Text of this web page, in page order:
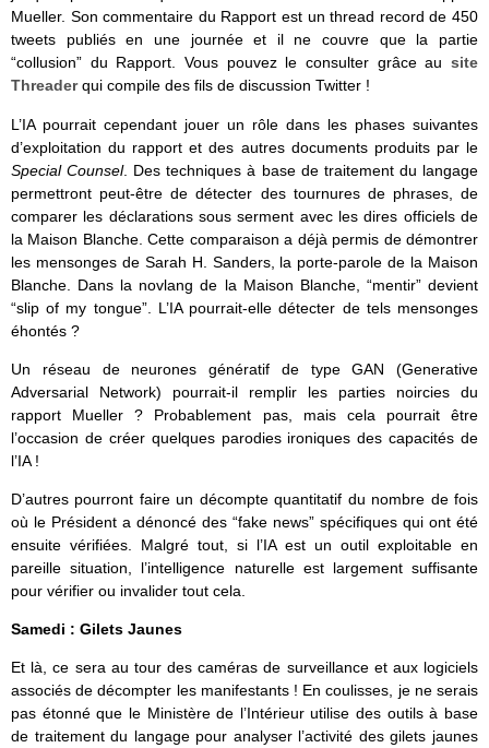
Mueller. Son commentaire du Rapport est un thread record de 450
tweets publiés en une journée et il ne couvre que la partie
“collusion” du Rapport. Vous pouvez le consulter grâce au site
Threaderqui compile des fils de discussion Twitter !
L’IA pourrait cependant jouer un rôle dans les phases suivantes
d’exploitation du rapport et des autres documents produits par le
Special Counsel. Des techniques à base de traitement du langage
permettront peut-être de détecter des tournures de phrases, de
comparer les déclarations sous serment avec les dires officiels de
la Maison Blanche. Cette comparaison a déjà permis de démontrer
les mensonges de Sarah H. Sanders, la porte-parole de la Maison
Blanche. Dans la novlang de la Maison Blanche, “mentir” devient
“slip of my tongue”. L’IA pourrait-elle détecter de tels mensonges
éhontés ?
Un réseau de neurones génératif de type GAN (Generative
Adversarial Network) pourrait-il remplir les parties noircies du
rapport Mueller ? Probablement pas, mais cela pourrait être
l’occasion de créer quelques parodies ironiques des capacités de
l’IA !
D’autres pourront faire un décompte quantitatif du nombre de fois
où le Président a dénoncé des “fake news” spécifiques qui ont été
ensuite vérifiées. Malgré tout, si l’IA est un outil exploitable en
pareille situation, l’intelligence naturelle est largement suffisante
pour vérifier ou invalider tout cela.
Samedi : Gilets Jaunes
Et là, ce sera au tour des caméras de surveillance et aux logiciels
associés de décompter les manifestants ! En coulisses, je ne serais
pas étonné que le Ministère de l’Intérieur utilise des outils à base
de traitement du langage pour analyser l’activité des gilets jaunes